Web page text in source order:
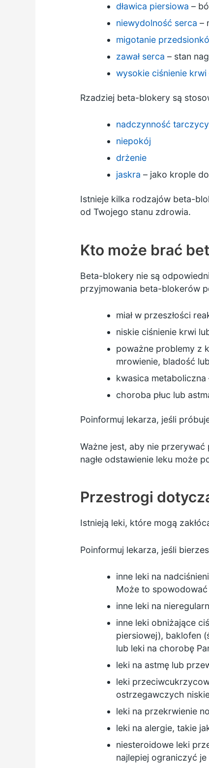
dławica piersiowa –
niewydolność serca –
migotanie
zawał serca – stan
wysokie ciśnienie krwi
Rzadziej beta-blokery są
nadczynność
niepokój
drżenie
jaskra – jako krople
Istnieje kilka rodzajów beta-
od Twojego stanu zdrowia.
Kto może brać
Beta-blokery nie są
przyjmowania beta-blokerów
miał w przeszłości
niskie ciśnienie krwi
poważne problemy z
mrowienie, bladość
kwasica
choroba płuc lub
Poinformuj lekarza, jeśli
Ważne jest, aby nie
nagłe odstawienie leku może
Przestrogi
Istnieją leki, które mogą
Poinformuj lekarza, jeśli
inne leki na
Może to
inne leki na
inne leki obniżające
piersiowej), baklofen
lub leki na chorobę
leki na astmę lub
leki
ostrzegawczych
leki na przekrwienie
leki na alergie, takie
niesteroidowe leki
najlepiej ograniczyć je